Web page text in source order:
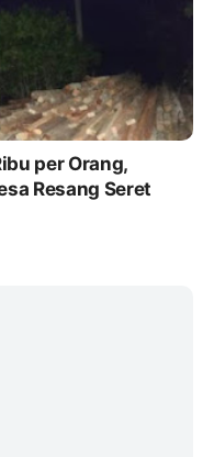
per Orang,
Resang Seret